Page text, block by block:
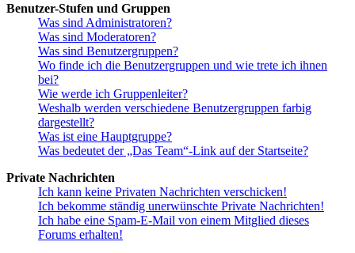
Benutzer-Stufen und Gruppen
Was sind Administratoren?
Was sind Moderatoren?
Was sind Benutzergruppen?
Wo finde ich die Benutzergruppen und wie trete ich ihnen
bei?
Wie werde ich Gruppenleiter?
Weshalb werden verschiedene Benutzergruppen farbig
dargestellt?
Was ist eine Hauptgruppe?
Was bedeutet der „Das Team“-Link auf der Startseite?
Private Nachrichten
Ich kann keine Privaten Nachrichten verschicken!
Ich bekomme ständig unerwünschte Private Nachrichten!
Ich habe eine Spam-E-Mail von einem Mitglied dieses
Forums erhalten!